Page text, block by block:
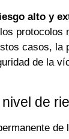
alto y
protocolos
casos, la
de la
de
de